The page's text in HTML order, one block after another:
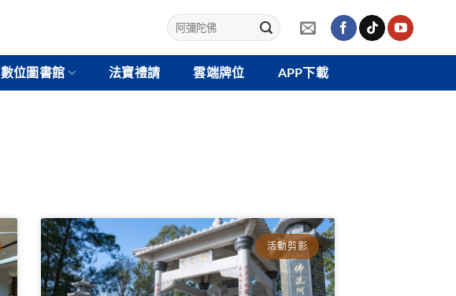
數位圖書館 法寶禮請 雲端牌位 APP下載
活動剪影